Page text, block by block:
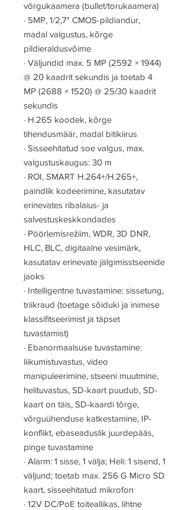
võrgukaamera (bullet/torukaamera)
· 5MP, 1/2,7" CMOS-pildiandur,
madal valgustus, kõrge
pildieraldusvõime
· Väljundid max. 5 MP (2592 × 1944)
@ 20 kaadrit sekundis ja toetab 4
MP (2688 × 1520) @ 25/30 kaadrit
sekundis
· H.265 koodek, kõrge
tihendusmäär, madal bitikiirus
· Sisseehitatud soe valgus, max.
valgustuskaugus: 30 m
· ROI, SMART H.264+/H.265+,
paindlik kodeerimine, kasutatav
erinevates ribalaius- ja
salvestuskeskkondades
· Pöörlemisrežiim, WDR, 3D DNR,
HLC, BLC, digitaalne vesimärk,
kasutatav erinevate jälgimisstseenide
jaoks
· Intelligentne tuvastamine: sissetung,
triikraud (toetage sõiduki ja inimese
klassifitseerimist ja täpset
tuvastamist)
· Ebanormaalsuse tuvastamine:
liikumistuvastus, video
manipuleerimine, stseeni muutmine,
helituvastus, SD-kaart puudub, SD-
kaart on täis, SD-kaardi tõrge,
võrguühenduse katkestamine, IP-
konflikt, ebaseaduslik juurdepääs,
pinge tuvastamine
· Alarm: 1 sisse, 1 välja; Heli: 1 sisend, 1
väljund; toetab max. 256 G Micro SD
kaart, sisseehitatud mikrofon
· 12V DC/PoE toiteallikas, lihtne